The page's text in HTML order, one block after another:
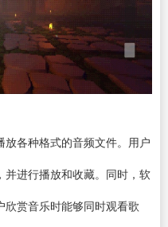
放各种格式的音频文件。用户
进行播放和收藏。同时，软
赏音乐时能够同时观看歌